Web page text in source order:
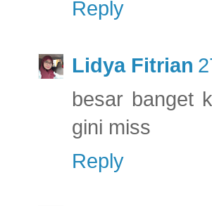
Reply
Lidya Fitrian
besar banget
gini miss
Reply